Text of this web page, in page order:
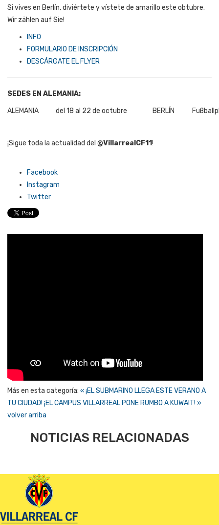
Si vives en Berlín, diviértete y vístete de amarillo este obtubre.
Wir zählen auf Sie!
INFO
FORMULARIO DE INSCRIPCIÓN
DESCÁRGATE EL FLYER
SEDES EN ALEMANIA:
ALEMANIA del 18 al 22 de octubre BERLÍN
¡Sigue toda la actualidad del @VillarrealCF11!
Facebook
Instagram
Twitter
Más en esta categoría: « ¡EL SUBMARINO LLEGA ESTE VERANO A
TU CIUDAD! ¡EL CAMPUS VILLARREAL PONE RUMBO A KUWAIT! »
volver arriba
NOTICIAS RELACIONADAS